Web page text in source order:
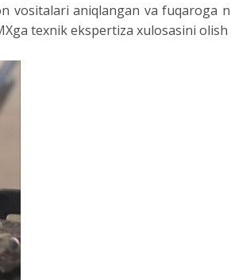
vositalari aniqlangan va
texnik ekspertiza xulosasini